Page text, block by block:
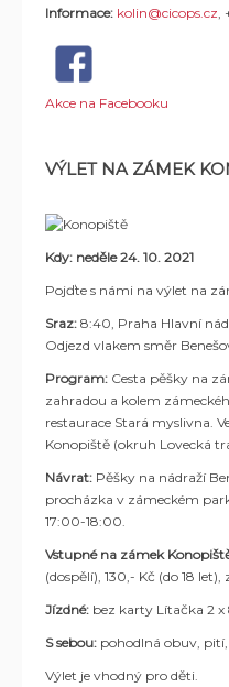
Informace: kolin@cicops.cz
Akce na Facebooku
VÝLET NA ZÁMEK
Kdy: neděle 24. 10. 2021
Pojďte s námi na výlet na
Sraz: 8:40, Praha Hlavní
Odjezd vlakem směr
Program: Cesta pěšky na
zahradou a kolem
restaurace Stará myslivna.
Konopiště (okruh Lovecká
Návrat: Pěšky na nádraží
procházka v zámeckém
17:00-18:00.
Vstupné na zámek
(dospělí), 130,- Kč (do 18
Jízdné: bez karty Lítačka 2 x
S sebou: pohodlná obuv, pití,
Výlet je vhodný pro děti.